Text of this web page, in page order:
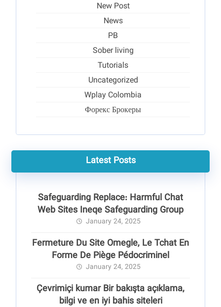
New Post
News
PB
Sober living
Tutorials
Uncategorized
Wplay Colombia
Форекс Брокеры
Latest Posts
Safeguarding Replace: Harmful Chat
Web Sites Ineqe Safeguarding Group
January 24, 2025
Fermeture Du Site Omegle, Le Tchat En
Forme De Piège Pédocriminel
January 24, 2025
Çevrimiçi kumar Bir bakışta açıklama,
bilgi ve en iyi bahis siteleri